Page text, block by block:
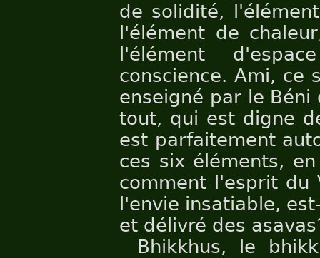
de solidité,
l'élément de
l'élément
conscience. Ami, ce
enseigné par le
tout, qui est digne
est parfaitement
ces six éléments,
comment l'esprit du
l'envie insatiable,
et délivré des
Bhikkhus, le